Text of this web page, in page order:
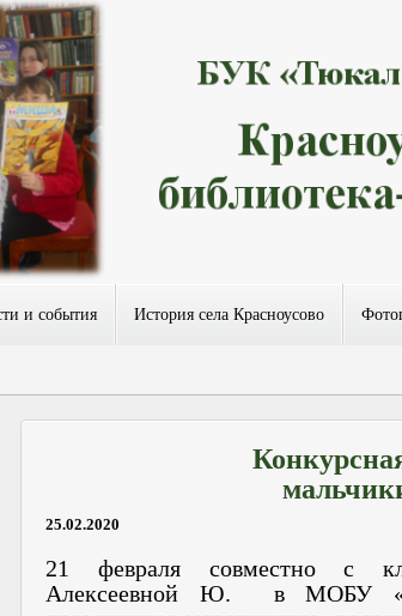
и события История села Красноусово
25.02.2020
21 февраля совместно с
Алексеевной Ю. в МОБУ «